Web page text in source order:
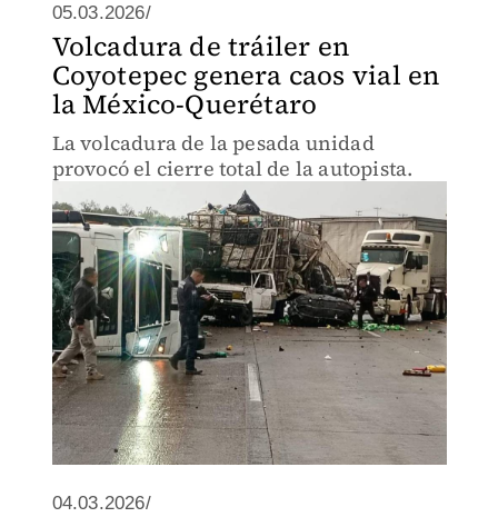
05.03.2026/
Volcadura de tráiler en
Coyotepec genera caos vial en
la México-Querétaro
La volcadura de la pesada unidad
provocó el cierre total de la autopista.
04.03.2026/